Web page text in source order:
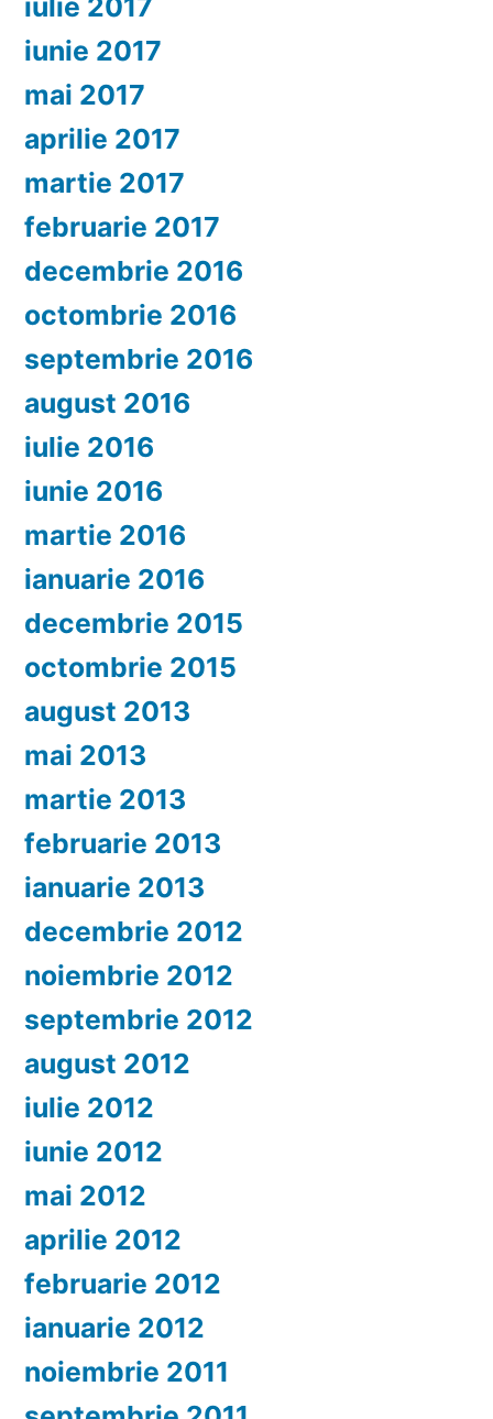
iulie 2017
iunie 2017
mai 2017
aprilie 2017
martie 2017
februarie 2017
decembrie 2016
octombrie 2016
septembrie 2016
august 2016
iulie 2016
iunie 2016
martie 2016
ianuarie 2016
decembrie 2015
octombrie 2015
august 2013
mai 2013
martie 2013
februarie 2013
ianuarie 2013
decembrie 2012
noiembrie 2012
septembrie 2012
august 2012
iulie 2012
iunie 2012
mai 2012
aprilie 2012
februarie 2012
ianuarie 2012
noiembrie 2011